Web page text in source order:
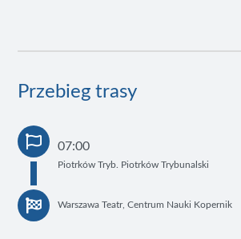
Przebieg trasy
07:00
Piotrków Tryb. Piotrków Trybunalski
Warszawa Teatr, Centrum Nauki Kopernik